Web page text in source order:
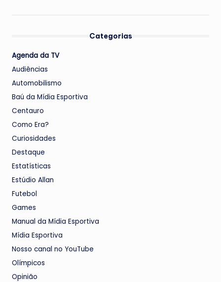
Categorias
Agenda da TV
Audiências
Automobilismo
Baú da Mídia Esportiva
Centauro
Como Era?
Curiosidades
Destaque
Estatísticas
Estúdio Allan
Futebol
Games
Manual da Mídia Esportiva
Mídia Esportiva
Nosso canal no YouTube
Olímpicos
Opinião